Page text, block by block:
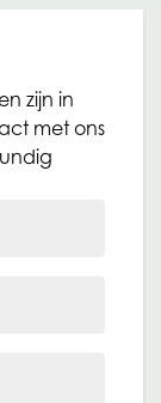
zijn in
met ons